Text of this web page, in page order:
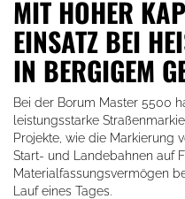
MIT HOHER
EINSATZ BEI
IN BERGIGEM
Bei der Borum Master 5500
leistungsstarke
Projekte, wie die Markierung
Start- und Landebahnen auf
Materialfassungsvermögen
Lauf eines Tages.